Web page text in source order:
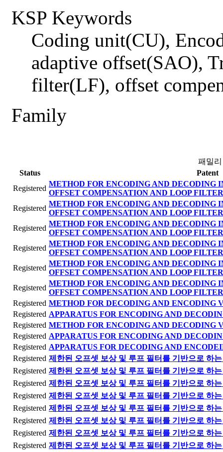
KSP Keywords
Coding unit(CU),
adaptive offset(SAO),
filter(LF), offset
Family
패밀
Status
Patent
Registered
METHOD FOR ENCODING AND DECODING
OFFSET COMPENSATION AND LOOP
Registered
METHOD FOR ENCODING AND DECODING
OFFSET COMPENSATION AND LOOP
Registered
METHOD FOR ENCODING AND DECODING
OFFSET COMPENSATION AND LOOP
Registered
METHOD FOR ENCODING AND DECODING
OFFSET COMPENSATION AND LOOP
Registered
METHOD FOR ENCODING AND DECODING
OFFSET COMPENSATION AND LOOP
Registered
METHOD FOR ENCODING AND DECODING
OFFSET COMPENSATION AND LOOP
Registered METHOD FOR DECODING AND ENCODING
Registered APPARATUS FOR ENCODING AND
Registered METHOD FOR ENCODING AND DECODING
Registered APPARATUS FOR ENCODING AND
Registered APPARATUS FOR DECODING AND
Registered 제한된 오프셋 보상 및 루프 필터를 기반으로 하
Registered 제한된 오프셋 보상 및 루프 필터를 기반으로 하
Registered 제한된 오프셋 보상 및 루프 필터를 기반으로 하
Registered 제한된 오프셋 보상 및 루프 필터를 기반으로 하
Registered 제한된 오프셋 보상 및 루프 필터를 기반으로 하
Registered 제한된 오프셋 보상 및 루프 필터를 기반으로 하
Registered 제한된 오프셋 보상 및 루프 필터를 기반으로 하
Registered 제한된 오프셋 보상 및 루프 필터를 기반으로 하